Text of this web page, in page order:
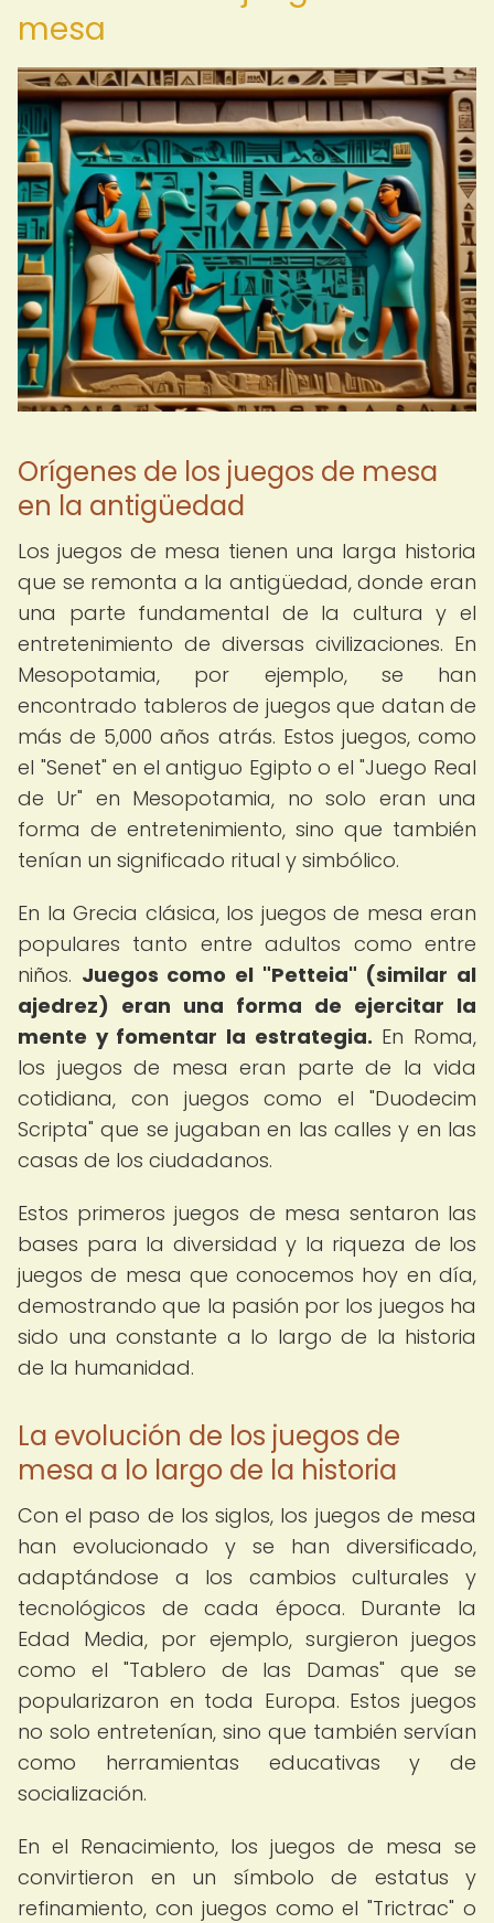
mesa
Orígenes de los juegos de mesa
en la antigüedad
Los juegos de mesa tienen una larga historia
que se remonta a la antigüedad, donde eran
una parte fundamental de la cultura y el
entretenimiento de diversas civilizaciones. En
Mesopotamia, por ejemplo, se han
encontrado tableros de juegos que datan de
más de 5,000 años atrás. Estos juegos, como
el "Senet" en el antiguo Egipto o el "Juego Real
de Ur" en Mesopotamia, no solo eran una
forma de entretenimiento, sino que también
tenían un significado ritual y simbólico.
En la Grecia clásica, los juegos de mesa eran
populares tanto entre adultos como entre
niños. Juegos como el "Petteia" (similar al
ajedrez) eran una forma de ejercitar la
mente y fomentar la estrategia. En Roma,
los juegos de mesa eran parte de la vida
cotidiana, con juegos como el "Duodecim
Scripta" que se jugaban en las calles y en las
casas de los ciudadanos.
Estos primeros juegos de mesa sentaron las
bases para la diversidad y la riqueza de los
juegos de mesa que conocemos hoy en día,
demostrando que la pasión por los juegos ha
sido una constante a lo largo de la historia
de la humanidad.
La evolución de los juegos de
mesa a lo largo de la historia
Con el paso de los siglos, los juegos de mesa
han evolucionado y se han diversificado,
adaptándose a los cambios culturales y
tecnológicos de cada época. Durante la
Edad Media, por ejemplo, surgieron juegos
como el "Tablero de las Damas" que se
popularizaron en toda Europa. Estos juegos
no solo entretenían, sino que también servían
como herramientas educativas y de
socialización.
En el Renacimiento, los juegos de mesa se
convirtieron en un símbolo de estatus y
refinamiento, con juegos como el "Trictrac" o